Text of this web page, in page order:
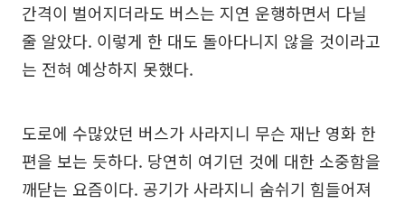
간격이 벌어지더라도 버스는 지연 운행하면서 다닐
줄 알았다. 이렇게 한 대도 돌아다니지 않을 것이라고
는 전혀 예상하지 못했다.
도로에 수많았던 버스가 사라지니 무슨 재난 영화 한
편을 보는 듯하다. 당연히 여기던 것에 대한 소중함을
깨닫는 요즘이다. 공기가 사라지니 숨쉬기 힘들어져